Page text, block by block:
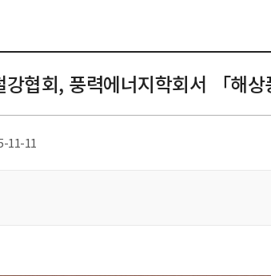
강협회, 풍력에너지학회서 「해
11-11